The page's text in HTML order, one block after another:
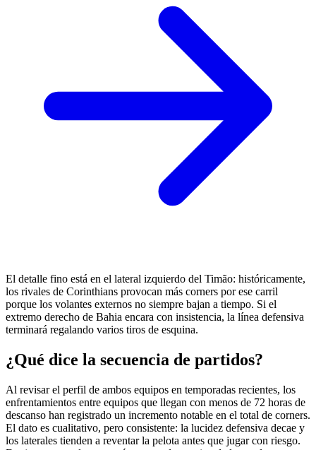
El detalle fino está en el lateral izquierdo del Timão: históricamente,
los rivales de Corinthians provocan más corners por ese carril
porque los volantes externos no siempre bajan a tiempo. Si el
extremo derecho de Bahia encara con insistencia, la línea defensiva
terminará regalando varios tiros de esquina.
¿Qué dice la secuencia de partidos?
Al revisar el perfil de ambos equipos en temporadas recientes, los
enfrentamientos entre equipos que llegan con menos de 72 horas de
descanso han registrado un incremento notable en el total de corners.
El dato es cualitativo, pero consistente: la lucidez defensiva decae y
los laterales tienden a reventar la pelota antes que jugar con riesgo.